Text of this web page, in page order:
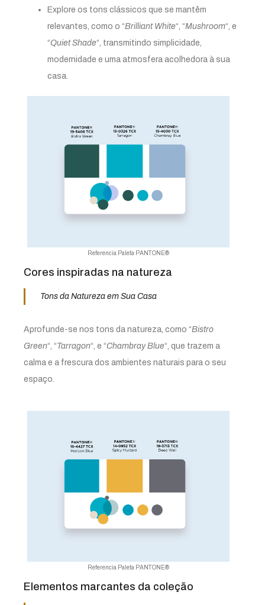
Explore os tons clássicos que se mantêm
relevantes, como o “Brilliant White“, “Mushroom“, e
“Quiet Shade“, transmitindo simplicidade,
modernidade e uma atmosfera acolhedora à sua
casa.
Referencia Paleta PANTONE®
Cores inspiradas na natureza
Tons da Natureza em Sua Casa
Aprofunde-se nos tons da natureza, como “Bistro
Green“, “Tarragon“, e “Chambray Blue“, que trazem a
calma e a frescura dos ambientes naturais para o seu
espaço.
Referencia Paleta PANTONE®
Elementos marcantes da coleção